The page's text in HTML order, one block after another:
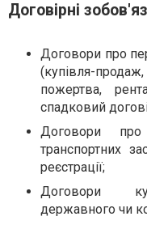
Договірні
Договори про
(купівля-
пожертва,
спадковий
Договори
транспортних
реєстрації;
Договори
державного чи